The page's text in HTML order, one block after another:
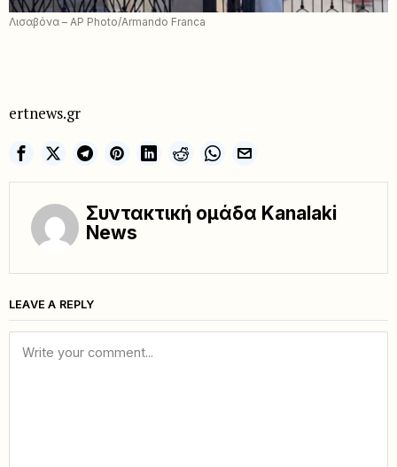
Λισαβόνα – AP Photo/Armando Franca
ertnews.gr
Συντακτική ομάδα Kanalaki
News
LEAVE A REPLY